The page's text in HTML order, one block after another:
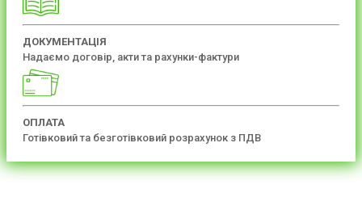
ДОКУМЕНТАЦІЯ
Надаємо договір, акти та рахунки-фактури
ОПЛАТА
Готівковий та безготівковий розрахунок з ПДВ